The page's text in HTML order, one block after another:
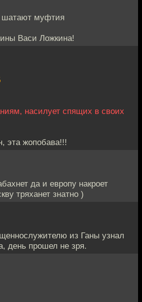
муфтия
Васи Ложкина!
насилует спящих в своих
эта жопобава!!!
да и европу накроет
тряханет знатно )
из Ганы узнал
день прошел не зря.